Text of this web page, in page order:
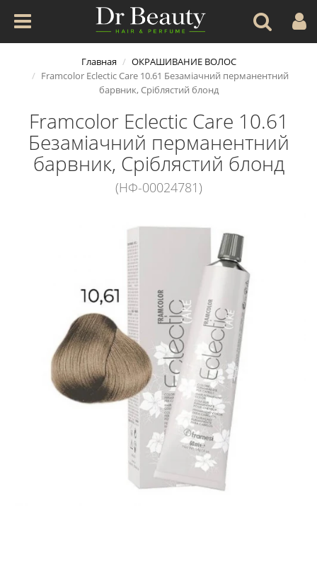
Главная
ОКРАШИВАНИЕ ВОЛОС
Framcolor Eclectic Care 10.61 Безаміачний перманентний
барвник, Сріблястий блонд
Framcolor Eclectic Care 10.61
Безаміачний перманентний
барвник, Сріблястий блонд
(НФ-00024781)